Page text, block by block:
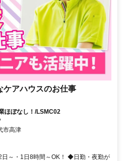
アハウスのお仕事
ほぼなし！/LSMC02
市高津
～・1日8時間～OK！ ◆日勤・夜勤が